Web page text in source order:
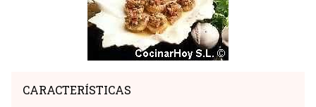
CARACTERÍSTICAS